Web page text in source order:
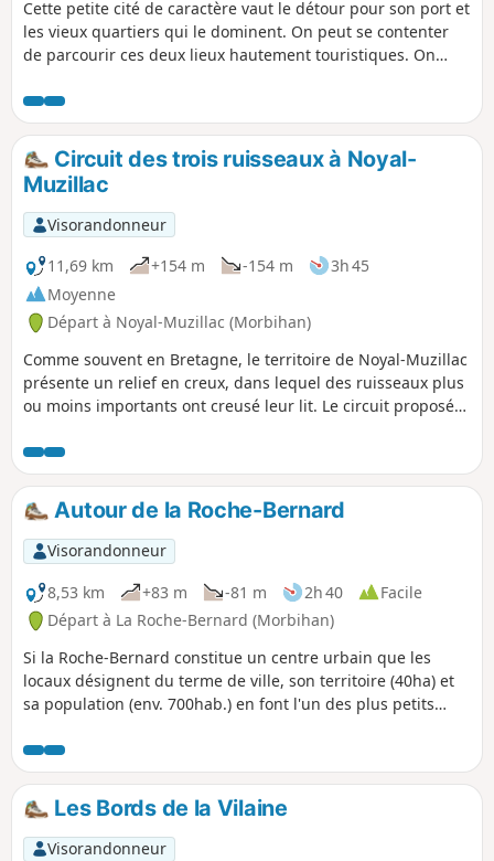
Cette petite cité de caractère vaut le détour pour son port et
les vieux quartiers qui le dominent. On peut se contenter
de parcourir ces deux lieux hautement touristiques. On
vallons qui encadrent le rocher qui a donné son nom au
lieu. Celui des Garennes accueillait jadis les jardins des
Rochoix. L'autre, qui prolonge le port, est beaucoup plus
sauvage et vient d'être ouvert à la visite.
Circuit des trois ruisseaux à Noyal-
Muzillac
Visorandonneur
11,69 km
+154 m -154 m
3h 45
Moyenne
Départ à Noyal-Muzillac (Morbihan)
Comme souvent en Bretagne, le territoire de Noyal-Muzillac
présente un relief en creux, dans lequel des ruisseaux plus
ou moins importants ont creusé leur lit. Le circuit proposé
de Pont Pily et de Pont Noyal. Et entre temps, il remonte sur
le haut du relief pour visiter quelques villages au beau
patrimoine bâti .
Autour de la Roche-Bernard
Visorandonneur
8,53 km
+83 m -81 m 2h 40
Facile
Départ à La Roche-Bernard (Morbihan)
Si la Roche-Bernard constitue un centre urbain que les
locaux désignent du terme de ville, son territoire (40ha) et
sa population (env. 700hab.) en font l'un des plus petits
communes de Nivillac, Herbignac et Férel, sur lesquelles
s'étale la plus grande partie de l'agglomération. Le circuit
proposé permet d'en faire le tour.
Les Bords de la Vilaine
Visorandonneur